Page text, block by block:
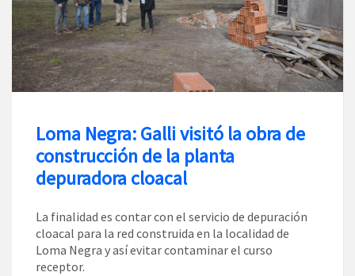
Loma Negra: Galli visitó la obra de
construcción de la planta
depuradora cloacal
La finalidad es contar con el servicio de depuración
cloacal para la red construida en la localidad de
Loma Negra y así evitar contaminar el curso
receptor.